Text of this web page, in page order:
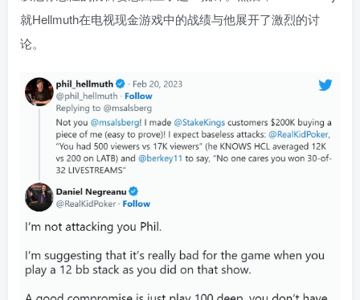
就Hellmuth在电视现金游戏中的战绩与他展开了激烈的讨
论。